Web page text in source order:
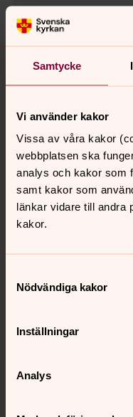
Samtycke
Vi använder kakor
Vissa av våra kakor
webbplatsen ska
analys och kakor som
samt kakor som
länkar vidare till andra
kakor.
Nödvändiga kakor
Inställningar
Analys
Tillbaka till toppen
Tillbaka till innehållet
Kontakt
Kalender
Hitta snabbt
Sociala kanaler